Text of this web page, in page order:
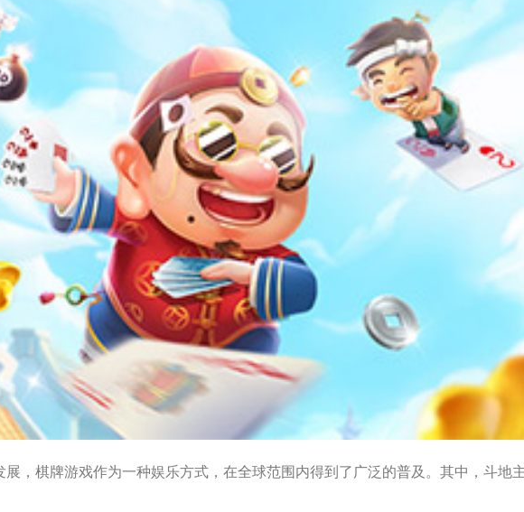
展，棋牌游戏作为一种娱乐方式，在全球范围内得到了广泛的普及。其中，斗地